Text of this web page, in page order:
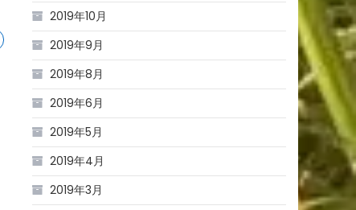
2019年10月
2019年9月
2019年8月
2019年6月
2019年5月
2019年4月
2019年3月